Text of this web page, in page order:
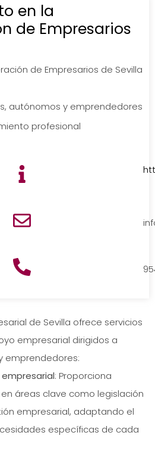
en la
de Empresarios
de Empresarios de Sevilla
autónomos y emprendedores
profesional
de Sevilla ofrece servicios
empresarial dirigidos a
emprendedores:
: Proporciona
áreas clave como legislación
empresarial, adaptando el
específicas de cada